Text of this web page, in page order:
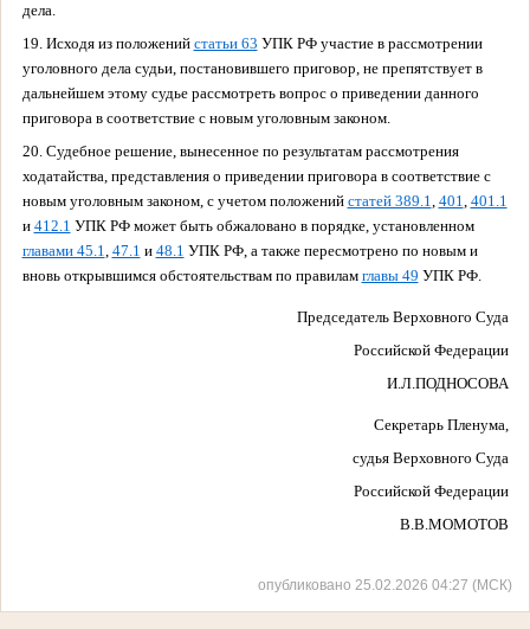
дела.
19. Исходя из положений статьи 63 УПК РФ участие в рассмотрении
уголовного дела судьи, постановившего приговор, не препятствует в
дальнейшем этому судье рассмотреть вопрос о приведении данного
приговора в соответствие с новым уголовным законом.
20. Судебное решение, вынесенное по результатам рассмотрения
ходатайства, представления о приведении приговора в соответствие с
новым уголовным законом, с учетом положений статей 389.1, 401, 401.1
и 412.1 УПК РФ может быть обжаловано в порядке, установленном
главами 45.1, 47.1 и 48.1 УПК РФ, а также пересмотрено по новым и
вновь открывшимся обстоятельствам по правилам главы 49 УПК РФ.
Председатель Верховного Суда
Российской Федерации
И.Л.ПОДНОСОВА
Секретарь Пленума,
судья Верховного Суда
Российской Федерации
В.В.МОМОТОВ
опубликовано 25.02.2026 04:27 (МСК)